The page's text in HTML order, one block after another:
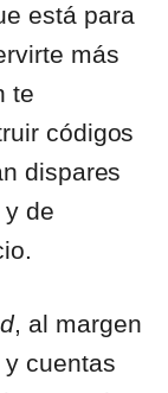
está para
más
te
códigos
dispares
de
, al margen
cuentas